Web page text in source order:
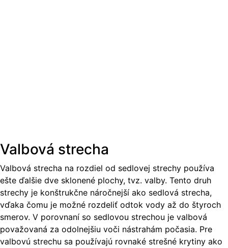
Valbová strecha
Valbová strecha na rozdiel od sedlovej strechy používa
ešte ďalšie dve sklonené plochy, tvz. valby. Tento druh
strechy je konštrukčne náročnejší ako sedlová strecha,
vďaka čomu je možné rozdeliť odtok vody až do štyroch
smerov. V porovnaní so sedlovou strechou je valbová
považovaná za odolnejšiu voči nástrahám počasia. Pre
valbovú strechu sa používajú rovnaké strešné krytiny ako